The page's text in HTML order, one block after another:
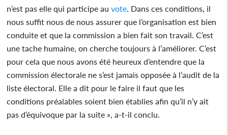
n’est pas elle qui participe auvote . Dans ces conditions, il
nous suffit nous de nous assurer que l’organisation est bien
conduite et que la commission a bien fait son travail. C’est
une tache humaine, on cherche toujours à l’améliorer. C’est
pour cela que nous avons été heureux d’entendre que la
commission électorale ne s’est jamais opposée à l’audit de la
liste électoral. Elle a dit pour le faire il faut que les
conditions préalables soient bien établies afin qu’il n’y ait
pas d’équivoque par la suite », a-t-il conclu.